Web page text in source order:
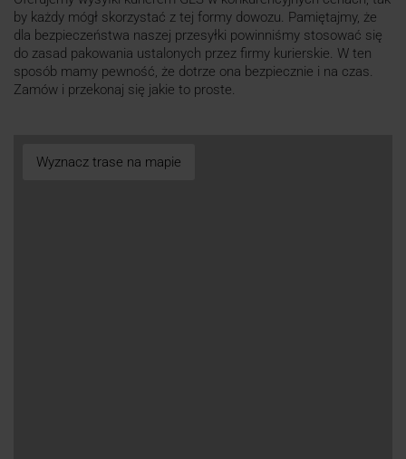
by każdy mógł skorzystać z tej formy dowozu. Pamiętajmy, że
dla bezpieczeństwa naszej przesyłki powinniśmy stosować się
do zasad pakowania ustalonych przez firmy kurierskie. W ten
sposób mamy pewność, że dotrze ona bezpiecznie i na czas.
Zamów i przekonaj się jakie to proste.
Wyznacz trase na mapie